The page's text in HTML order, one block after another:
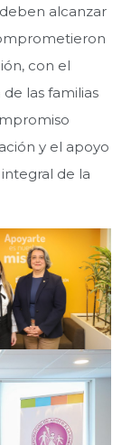
alcanzar
con el
las familias
y el apoyo
de la